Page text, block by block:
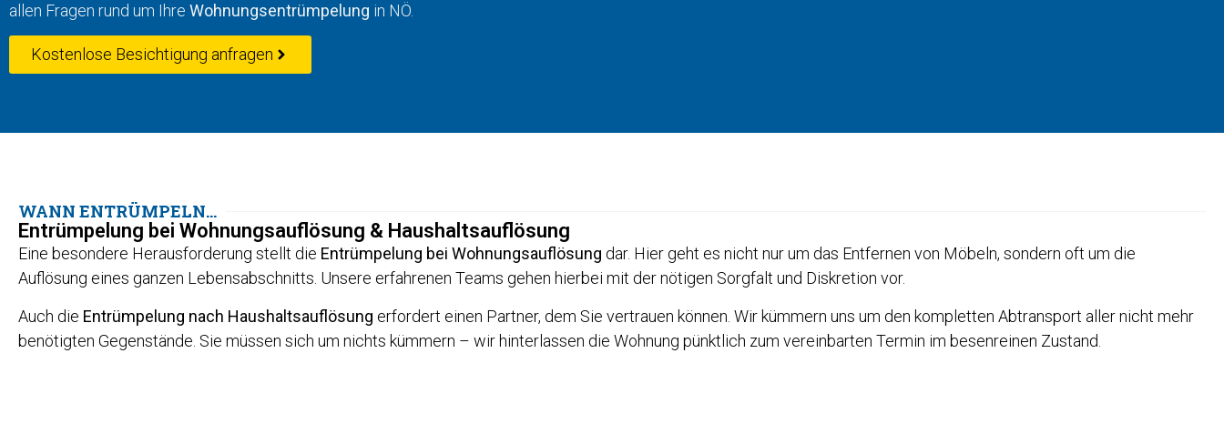
allen Fragen rund um Ihre Wohnungsentrümpelung in NÖ.
Kostenlose Besichtigung anfragen
WANN ENTRÜMPELN...
Entrümpelung bei Wohnungsauflösung & Haushaltsauflösung
Eine besondere Herausforderung stellt die Entrümpelung bei Wohnungsauflösung dar. Hier geht es nicht nur um das Entfernen von Möbeln, sondern oft um die
Auflösung eines ganzen Lebensabschnitts. Unsere erfahrenen Teams gehen hierbei mit der nötigen Sorgfalt und Diskretion vor.
Auch die Entrümpelung nach Haushaltsauflösung erfordert einen Partner, dem Sie vertrauen können. Wir kümmern uns um den kompletten Abtransport aller nicht mehr
benötigten Gegenstände. Sie müssen sich um nichts kümmern – wir hinterlassen die Wohnung pünktlich zum vereinbarten Termin im besenreinen Zustand.